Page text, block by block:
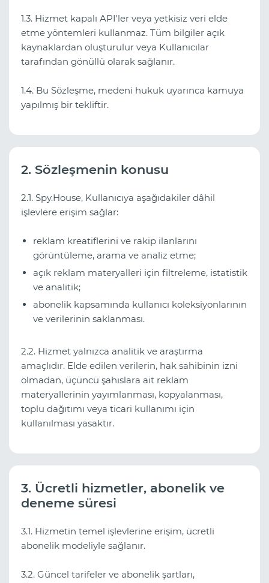
1.3. Hizmet kapalı API'ler veya yetkisiz veri elde
etme yöntemleri kullanmaz. Tüm bilgiler açık
kaynaklardan oluşturulur veya Kullanıcılar
tarafından gönüllü olarak sağlanır.
1.4. Bu Sözleşme, medeni hukuk uyarınca kamuya
yapılmış bir tekliftir.
2. Sözleşmenin konusu
2.1. Spy.House, Kullanıcıya aşağıdakiler dâhil
işlevlere erişim sağlar:
reklam kreatiflerini ve rakip ilanlarını
görüntüleme, arama ve analiz etme;
açık reklam materyalleri için filtreleme, istatistik
ve analitik;
abonelik kapsamında kullanıcı koleksiyonlarının
ve verilerinin saklanması.
2.2. Hizmet yalnızca analitik ve araştırma
amaçlıdır. Elde edilen verilerin, hak sahibinin izni
olmadan, üçüncü şahıslara ait reklam
materyallerinin yayımlanması, kopyalanması,
toplu dağıtımı veya ticari kullanımı için
kullanılması yasaktır.
3. Ücretli hizmetler, abonelik ve
deneme süresi
3.1. Hizmetin temel işlevlerine erişim, ücretli
abonelik modeliyle sağlanır.
3.2. Güncel tarifeler ve abonelik şartları,